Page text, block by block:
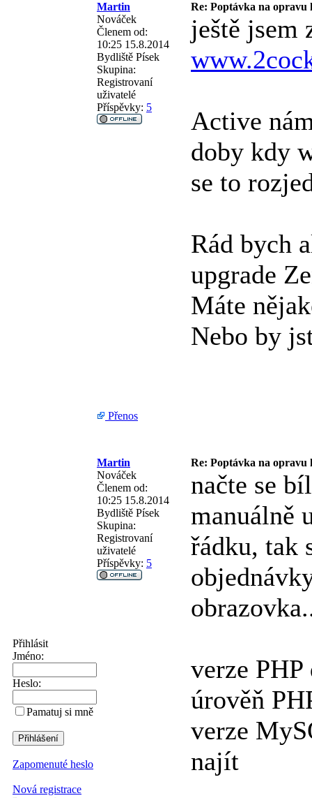
Přihlásit
Jméno:
Heslo:
Pamatuj si mně
Zapomenuté heslo
Nová registrace
Martin
Re: Poptávka na opravu
Nováček
Členem od:
10:25 15.8.2014
Bydliště Písek
Skupina:
Registrovaní
uživatelé
Příspěvky: 5
ještě jsem
Active
doby kdy
se to
Rád bych
upgrade
Máte
Nebo by
Přenos
Martin
Re: Poptávka na opravu
Nováček
Členem od:
10:25 15.8.2014
Bydliště Písek
Skupina:
Registrovaní
uživatelé
Příspěvky: 5
načte se
manuálně
řádku, tak
verze
úrověň
verze
najít